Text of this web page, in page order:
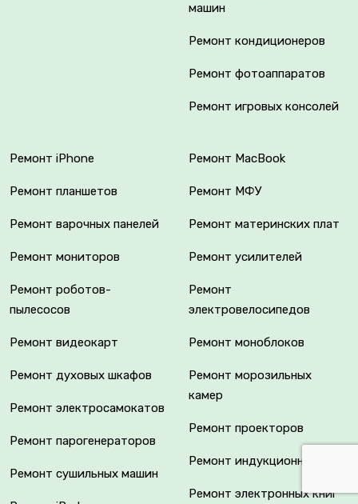
машин
Ремонт кондиционеров
Ремонт фотоаппаратов
Ремонт игровых консолей
Ремонт iPhone
Ремонт планшетов
Ремонт варочных панелей
Ремонт мониторов
Ремонт роботов-
пылесосов
Ремонт видеокарт
Ремонт духовых шкафов
Ремонт электросамокатов
Ремонт парогенераторов
Ремонт сушильных машин
Ремонт MacBook
Ремонт МФУ
Ремонт материнских плат
Ремонт усилителей
Ремонт
электровелосипедов
Ремонт моноблоков
Ремонт морозильных
камер
Ремонт проекторов
Ремонт индукционных плит
Ремонт электронных книг